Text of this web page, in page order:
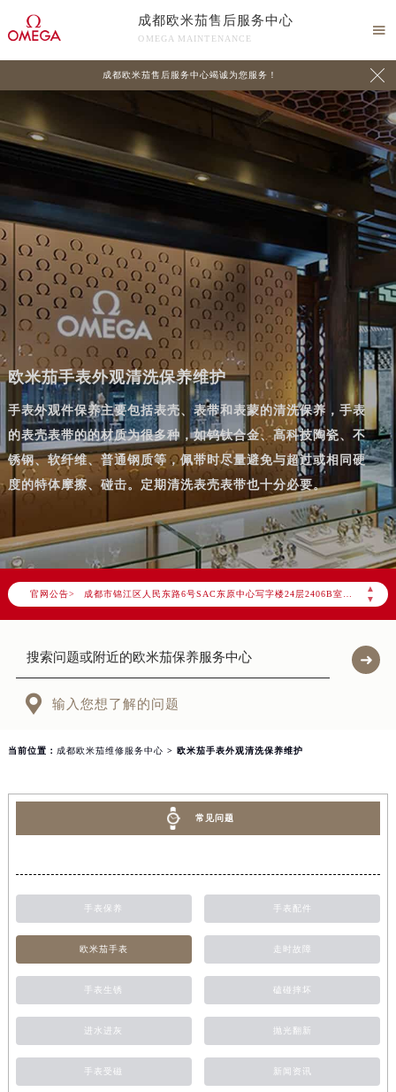
成都欧米茄售后服务中心
OMEGA MAINTENANCE

成都欧米茄售后服务中心竭诚为您服务！ 
欧米茄手表外观清洗保养维护
手表外观件保养主要包括表壳、表带和表蒙的清洗保养，手表
的表壳表带的的材质为很多种，如钨钛合金、高科技陶瓷、不
锈钢、软纤维、普通钢质等，佩带时尽量避免与超过或相同硬
度的特体摩擦、碰击。定期清洗表壳表带也十分必要。
官网公告>
▲
▼
2026年8月欧米茄成都市售后服务网络优化升级公告
2026年8月成都市欧米茄官方售后客户服务热线：400-877-2083
2026年8月欧米茄售后服务中心最新网点地址：
四川省成都市锦江区人民东路6号SAC东原中心24层2406B室欧米茄售后服务中心（需提前预约）
 输入您想了解的问题
当前位置： 成都欧米茄维修服务中心 > 欧米茄手表外观清洗保养维护
常见问题
手表保养 手表配件
欧米茄手表 走时故障
手表生锈 磕碰摔坏
进水进灰 抛光翻新
手表受磁 新闻资讯